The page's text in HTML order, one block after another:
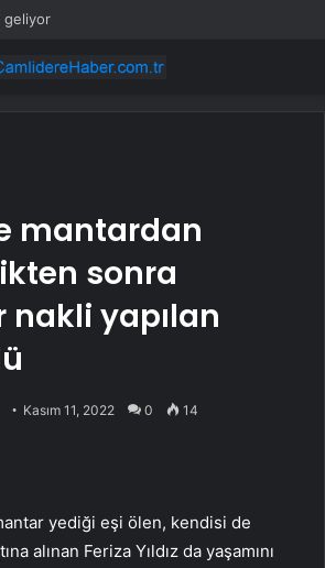
geliyor
mantardan
sonra
nakli yapılan
Kasım 11, 2022 0 14
yediği eşi ölen, kendisi de
alınan Feriza Yıldız da yaşamını